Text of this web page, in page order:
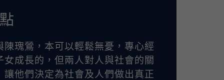
瑰鶯，本可以輕鬆無憂，專心經
成長的，但兩人對人與社會的關
他們決定為社會及人們做出真正